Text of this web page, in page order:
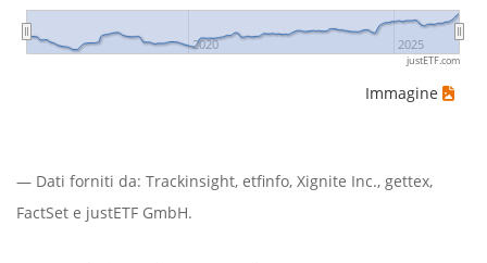
2020 2025
justETF.com
Immagine
— Dati forniti da: Trackinsight, etfinfo, Xignite Inc., gettex,
FactSet e justETF GmbH.